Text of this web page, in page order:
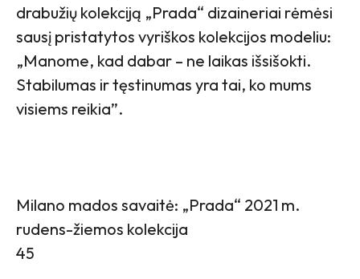
drabužių kolekciją „Prada“ dizaineriai rėmėsi
sausį pristatytos vyriškos kolekcijos modeliu:
„Manome, kad dabar – ne laikas išsišokti.
Stabilumas ir tęstinumas yra tai, ko mums
visiems reikia”.
Milano mados savaitė: „Prada“ 2021 m.
rudens-žiemos kolekcija
45